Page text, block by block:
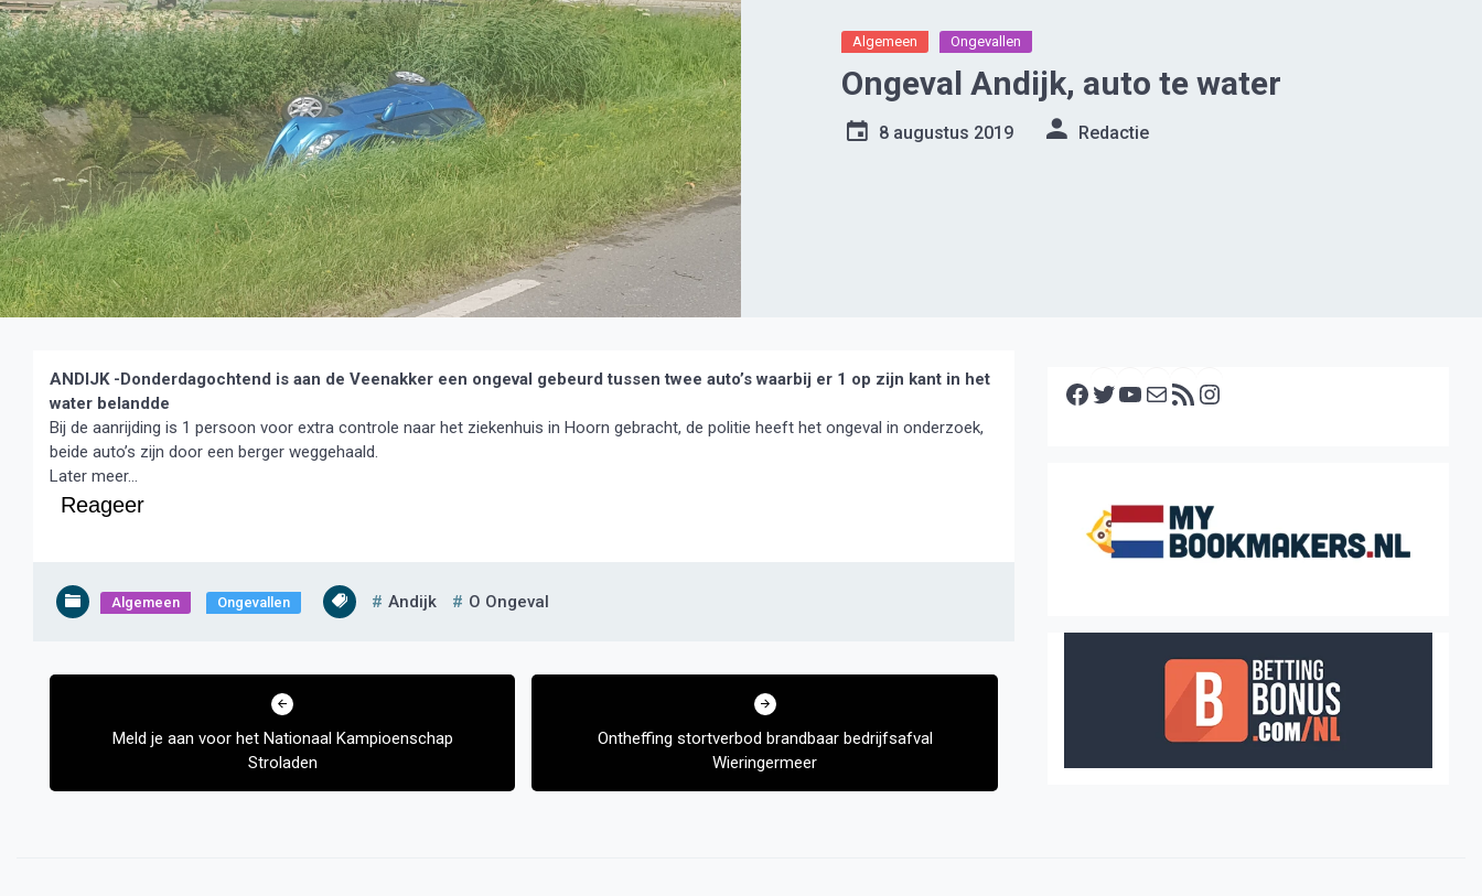
Algemeen Ongevallen
Ongeval Andijk, auto te water
8 augustus 2019 Redactie
ANDIJK -Donderdagochtend is aan de Veenakker een ongeval gebeurd tussen twee auto’s waarbij er 1 op zijn kant in het
water belandde
Bij de aanrijding is 1 persoon voor extra controle naar het ziekenhuis in Hoorn gebracht, de politie heeft het ongeval in onderzoek,
beide auto’s zijn door een berger weggehaald.
Later meer…
Reageer
Algemeen Ongevallen Andijk O Ongeval
Bericht
Meld je aan voor het Nationaal Kampioenschap
Stroladen
Ontheffing stortverbod brandbaar bedrijfsafval
Wieringermeer
Facebook Twitter YouTube E-mail RSS feed